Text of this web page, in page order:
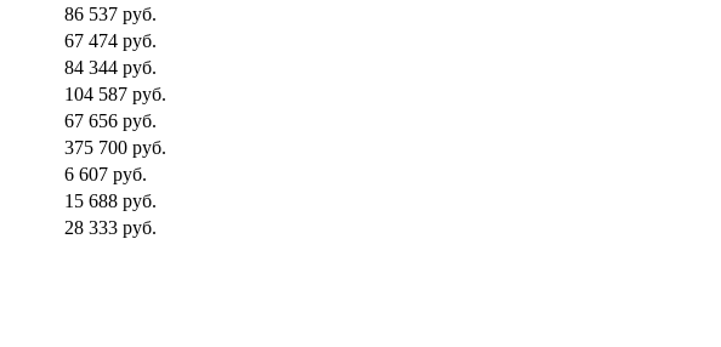
86 537 руб.
67 474 руб.
84 344 руб.
104 587 руб.
67 656 руб.
375 700 руб.
6 607 руб.
15 688 руб.
28 333 руб.